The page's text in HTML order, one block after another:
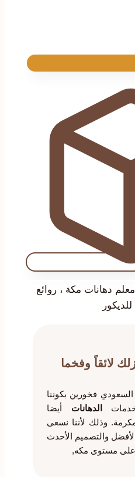
لائقاً وفخما
فخورين بكوننا
الدهانات أيضا
وذلك لأننا نسعى
والتصميم الأحدث
على مستوى مكه,